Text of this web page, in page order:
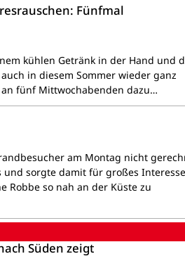
Fünfmal
kühlen Getränk in der Hand und
in diesem Sommer wieder ganz
an fünf Mittwochabenden dazu…
am Montag nicht
und sorgte damit für großes
Robbe so nah an der Küste zu
Süden zeigt